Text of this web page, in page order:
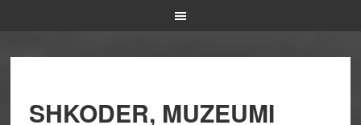
SHKODER, MUZEUMI